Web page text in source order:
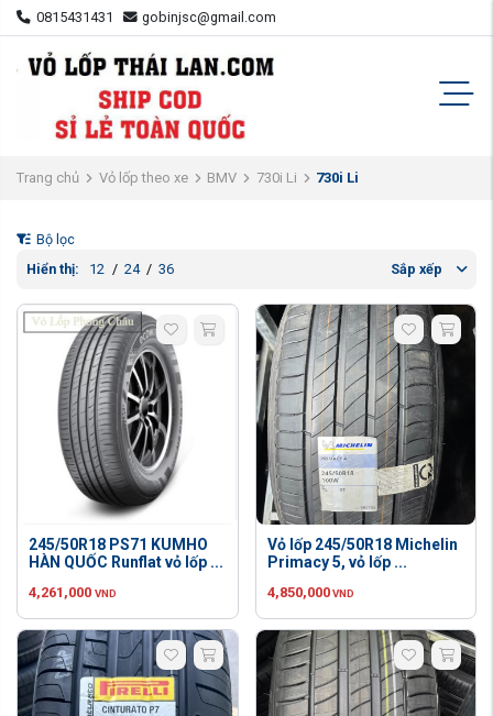
0815431431 gobinjsc@gmail.com
Trang chủ Vỏ lốp theo xe BMV 730i Li 730i Li
Bộ lọc
Hiển thị:
12 / 24 / 36 Sắp xếp
245/50R18 PS71 KUMHO
HÀN QUỐC Runflat vỏ lốp ...
4,261,000 VND
Vỏ lốp 245/50R18 Michelin
Primacy 5, vỏ lốp ...
4,850,000 VND